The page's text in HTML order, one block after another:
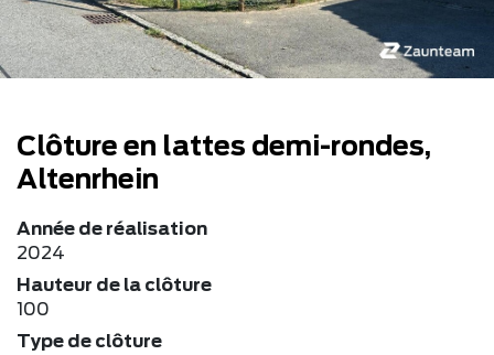
Clôture en lattes demi-rondes,
Altenrhein
Année de réalisation
2024
Hauteur de la clôture
100
Type de clôture